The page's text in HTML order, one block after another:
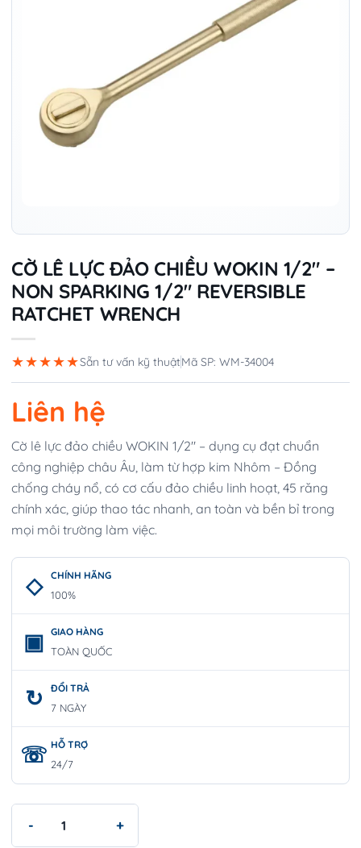
CỜ LÊ LỰC ĐẢO CHIỀU WOKIN 1/2″ –
NON SPARKING 1/2″ REVERSIBLE
RATCHET WRENCH
★★★★★Sẵn tư vấn kỹ thuậtMã SP: WM-34004
Liên hệ
Cờ lê lực đảo chiều WOKIN 1/2″ – dụng cụ đạt chuẩn
công nghiệp châu Âu, làm từ hợp kim Nhôm – Đồng
chống cháy nổ, có cơ cấu đảo chiều linh hoạt, 45 răng
chính xác, giúp thao tác nhanh, an toàn và bền bỉ trong
mọi môi trường làm việc.
CHÍNH HÃNG
100%
GIAO HÀNG
TOÀN QUỐC
ĐỔI TRẢ
7 NGÀY
HỖ TRỢ
24/7